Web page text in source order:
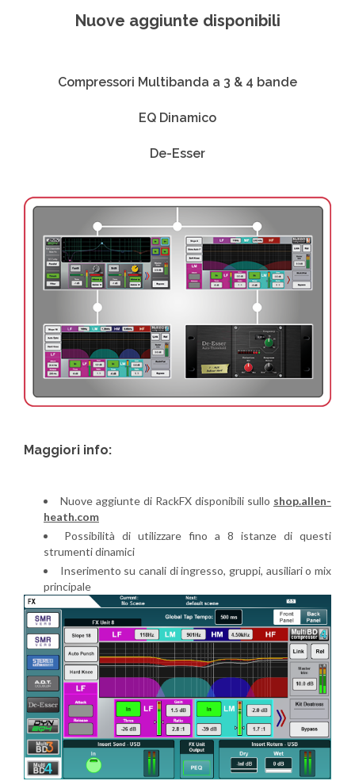
Nuove aggiunte disponibili
Compressori Multibanda a 3 & 4 bande
EQ Dinamico
De-Esser
Maggiori info:
Nuove aggiunte di RackFX disponibili sullo shop.allen-
heath.com
Possibilità di utilizzare fino a 8 istanze di questi
strumenti dinamici
Inserimento su canali di ingresso, gruppi, ausiliari o mix
principale